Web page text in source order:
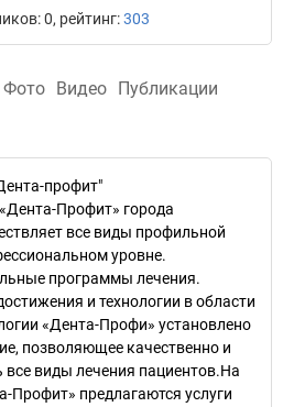
0, рейтинг:303
Фото Видео Публикации
профит"
Профит» города
все виды профильной
уровне.
программы лечения.
и технологии в области
«Дента-Профи» установлено
позволяющее качественно и
все виды лечения пациентов.На
Профит» предлагаются услуги